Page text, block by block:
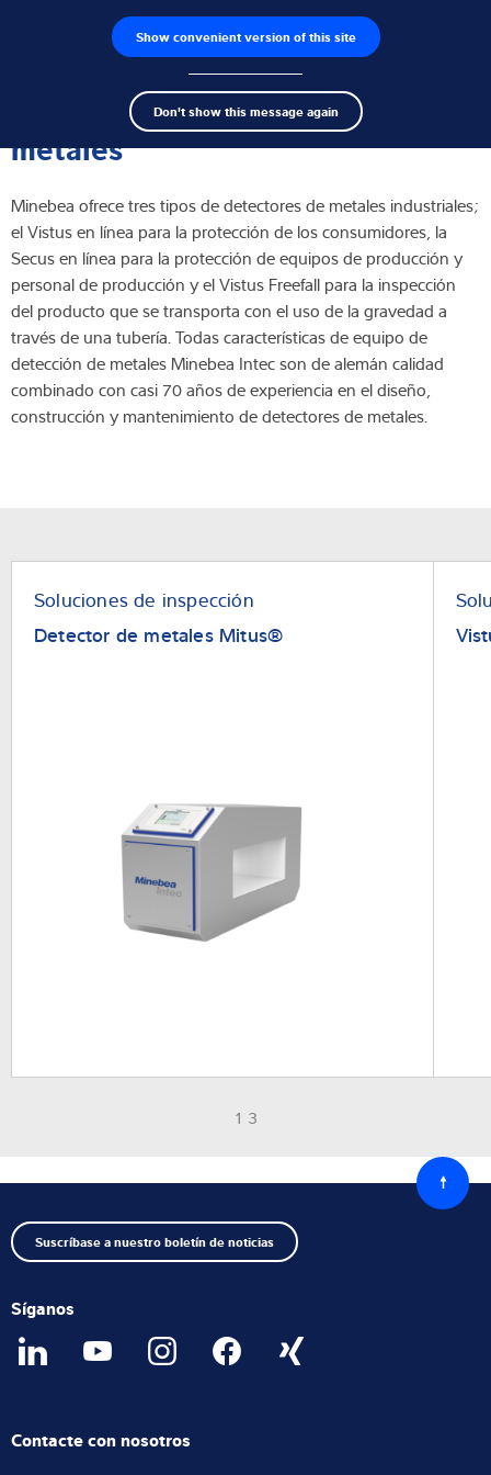
Show convenient version of this site
Don't show this message again
Buscador de productos Empleos
Search
term
Terminales de pesaje
Básculas industriales
Soluciones de inspección
Software
Soluciones individuales
Servicios
Noticias
Bobinas para detectores de
metales
Minebea ofrece tres tipos de detectores de metales industriales;
el Vistus en línea para la protección de los consumidores, la
Secus en línea para la protección de equipos de producción y
personal de producción y el Vistus Freefall para la inspección
del producto que se transporta con el uso de la gravedad a
través de una tubería. Todas características de equipo de
detección de metales Minebea Intec son de alemán calidad
combinado con casi 70 años de experiencia en el diseño,
construcción y mantenimiento de detectores de metales.
Soluciones de inspección
Detector de metales Mitus®
1 3
Volver
al
Suscríbase a nuestro boletín de noticias
Síganos
Contacte con nosotros